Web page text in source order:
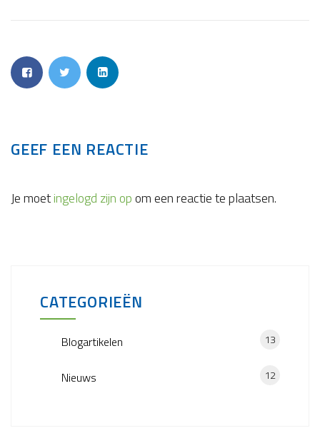
GEEF EEN REACTIE
Je moetingelogd zijn opom een reactie te plaatsen.
CATEGORIEËN
Blogartikelen 13
Nieuws 12